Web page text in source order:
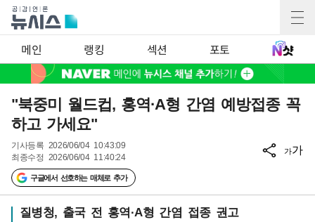
메인 랭킹 섹션 포토
"북중미 월드컵, 홍역·A형 간염 예방접종 꼭
하고 가세요"
기사등록 2026/06/04 10:43:09
최종수정 2026/06/04 11:40:24
구글에서 선호하는 매체로 추가
가가
질병청, 출국 전 홍역·A형 간염 접종 권고